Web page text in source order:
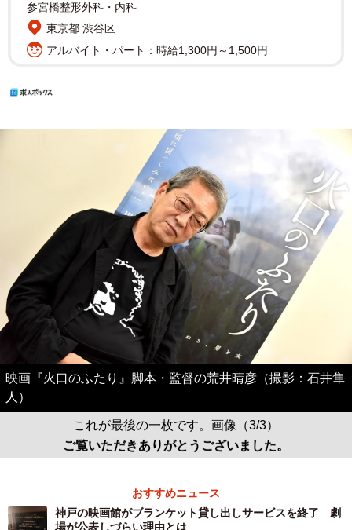
参宮橋整形外科・内科
東京都 渋谷区
アルバイト・パート：時給1,300円～1,500円
映画『火口のふたり』脚本・監督の荒井晴彦（撮影：石井隼
人）
これが最後の一枚です。画像（3/3）
ご覧いただきありがとうございました。
おすすめニュース
神戸の映画館がブランケット貸し出しサービスを終了 劇
場が公表しづらい理由とは